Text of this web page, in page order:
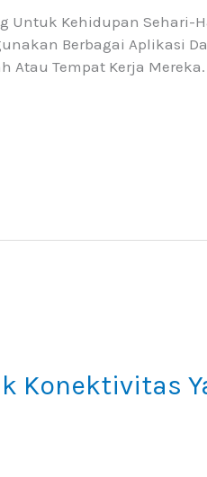
Untuk Kehidupan Sehari-
Berbagai Aplikasi
Atau Tempat Kerja Mereka.
Konektivitas